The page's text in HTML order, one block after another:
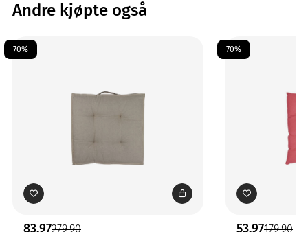
Andre kjøpte også
70%
83,97279,90
70%
53,97179,90